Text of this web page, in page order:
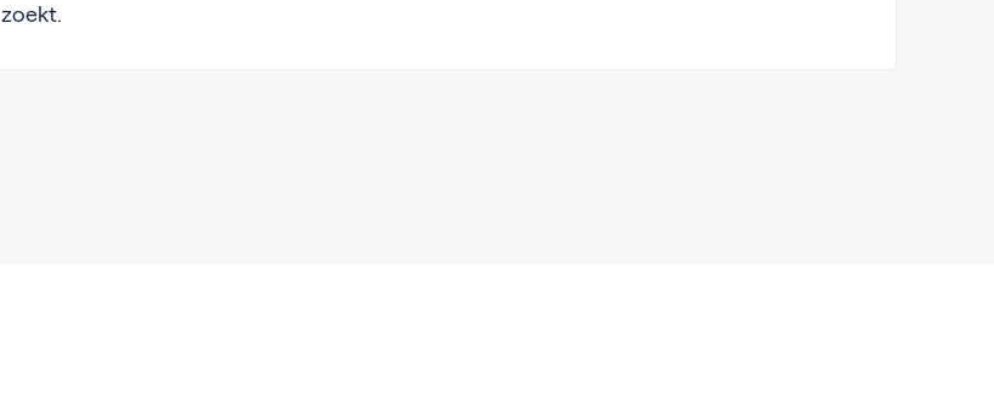
zoekt.